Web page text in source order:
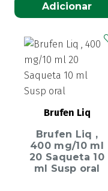
Adicionar
Brufen Liq
Brufen Liq ,
400 mg/10 ml
20 Saqueta 10
ml Susp oral